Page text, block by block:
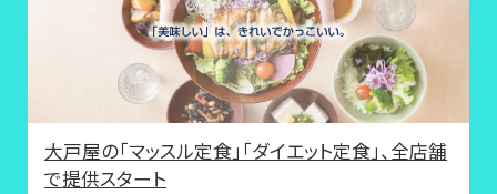
大戸屋の「マッスル定食」「ダイエット定食」、全店舗
で提供スタート